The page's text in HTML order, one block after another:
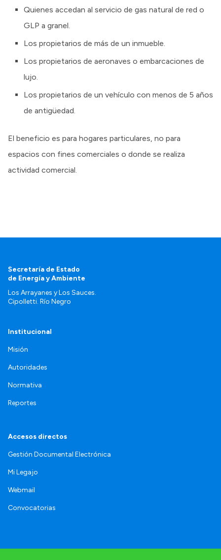
Quienes accedan al servicio de gas natural de red o
GLP a granel.
Los propietarios de más de un inmueble.
Los propietarios de aeronaves o embarcaciones de
lujo.
Los propietarios de un vehículo con menos de 5 años
de antigüedad.
El beneficio es para hogares particulares, no para
espacios con fines comerciales o donde se realiza
actividad comercial.
Secretaría de Estado
de Energía y Ambiente
Los Arrayanes y Los Sauces.
Cipolletti. Río Negro
Institucional
Misión
Autoridades
Normativa
Reportes
Accesos directos
Gestión Documental Electrónica
Mi Legajo
Webmail
Convocatorias